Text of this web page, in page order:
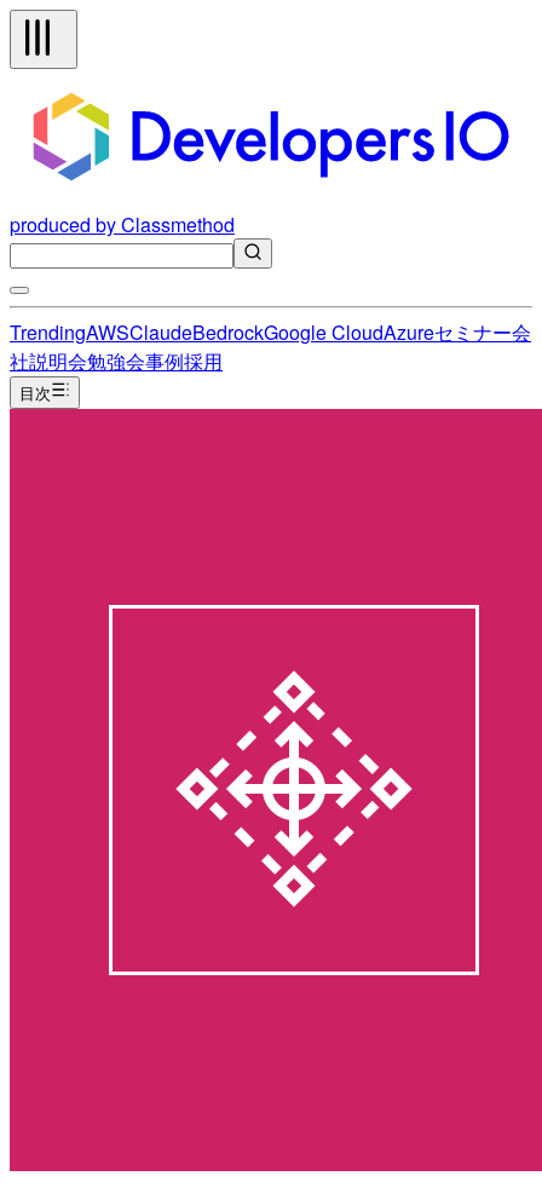
produced by Classmethod
TrendingAWSClaudeBedrockGoogle CloudAzureセミナー会
社説明会勉強会事例採用
目次